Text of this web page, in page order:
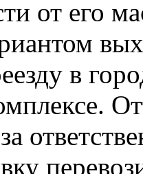
от его
в